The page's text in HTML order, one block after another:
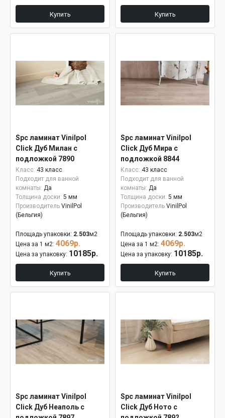
Купить Купить
Spc ламинат Vinilpol
Click Дуб Милан с
подложкой 7890
Класс: 43 класс
Подходит для ванной
комнаты: Да
Толщина доски: 5 мм
Производитель VinilPol
(Бельгия)
Площадь упаковки: 2.503м2
Цена за 1 м2: 4069р.
Цена за упаковку: 10185р.
Купить
Spc ламинат Vinilpol
Click Дуб Мира с
подложкой 8844
Класс: 43 класс
Подходит для ванной
комнаты: Да
Толщина доски: 5 мм
Производитель VinilPol
(Бельгия)
Площадь упаковки: 2.503м2
Цена за 1 м2: 4069р.
Цена за упаковку: 10185р.
Купить
Spc ламинат Vinilpol
Click Дуб Неаполь с
Spc ламинат Vinilpol
Click Дуб Ното с